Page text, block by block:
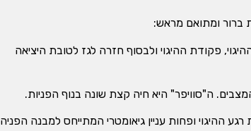
ברור ומתואם מראש:
פקודת ההיגוי ולבסוף חזרה לגז לטובת היציאה
ה"סוויפר" היא חיה קצת שונה בנוף הפניות.
ההיגוי ופחות עניין גיאומטרי המתייחס למבנה הפניה